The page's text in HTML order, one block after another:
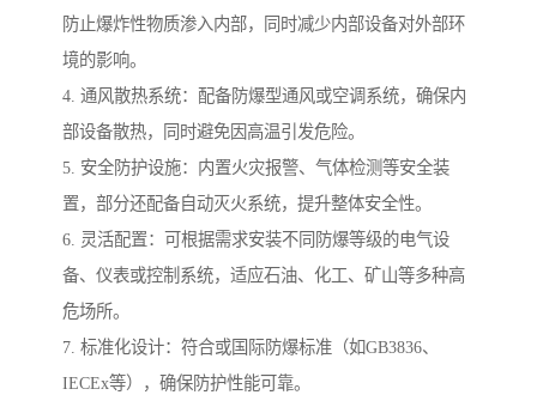
防止爆炸性物质渗入内部，同时减少内部设备对外部环
境的影响。
4. 通风散热系统：配备防爆型通风或空调系统，确保内
部设备散热，同时避免因高温引发危险。
5. 安全防护设施：内置火灾报警、气体检测等安全装
置，部分还配备自动灭火系统，提升整体安全性。
6. 灵活配置：可根据需求安装不同防爆等级的电气设
备、仪表或控制系统，适应石油、化工、矿山等多种高
危场所。
7. 标准化设计：符合或国际防爆标准（如GB3836、
IECEx等），确保防护性能可靠。